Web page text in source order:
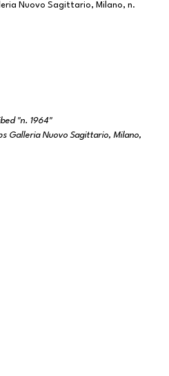
Nuovo Sagittario, Milano, n.
"n. 1964"
Galleria Nuovo Sagittario, Milano,